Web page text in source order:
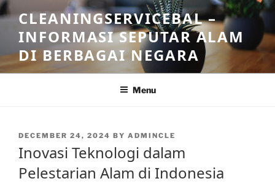
Skip
to
content
CLEANINGSERVICEBAL –
INFORMASI SEPUTAR ALAM
DI BERBAGAI NEGARA
Menu
POSTED
DECEMBER 24, 2024 BY ADMINCLE
Inovasi Teknologi dalam
Pelestarian Alam di Indonesia